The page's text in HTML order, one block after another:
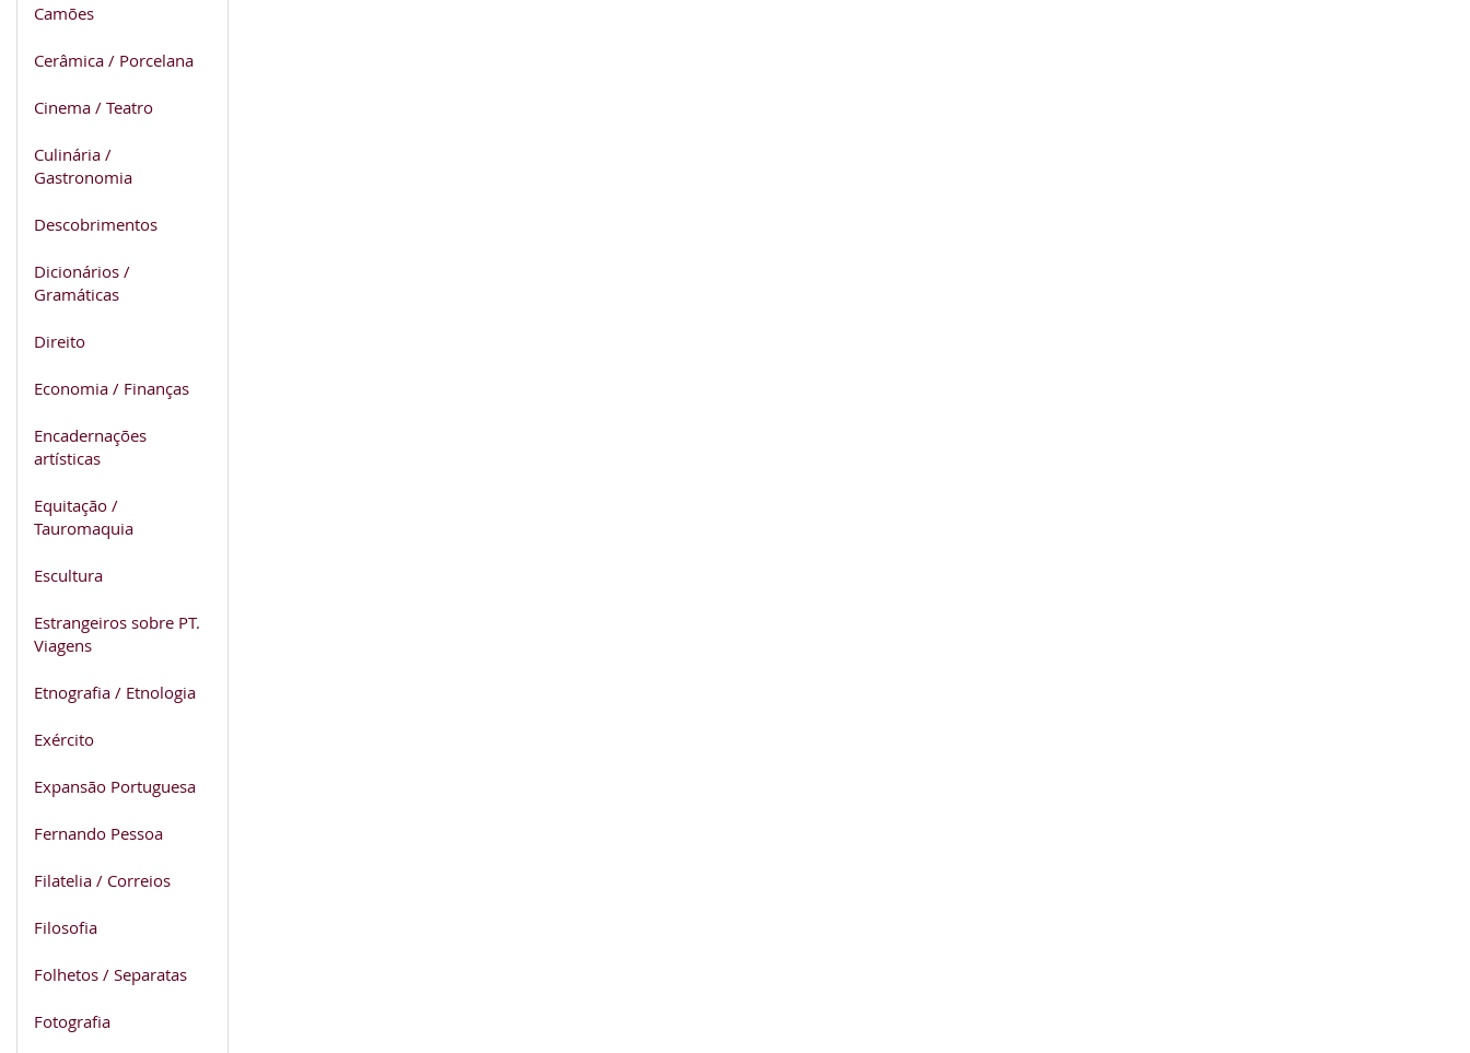
Camões
Cerâmica / Porcelana
Cinema / Teatro
Culinária /
Gastronomia
Descobrimentos
Dicionários /
Gramáticas
Direito
Economia / Finanças
Encadernações
artísticas
Equitação /
Tauromaquia
Escultura
Estrangeiros sobre PT.
Viagens
Etnografia / Etnologia
Exército
Expansão Portuguesa
Fernando Pessoa
Filatelia / Correios
Filosofia
Folhetos / Separatas
Fotografia